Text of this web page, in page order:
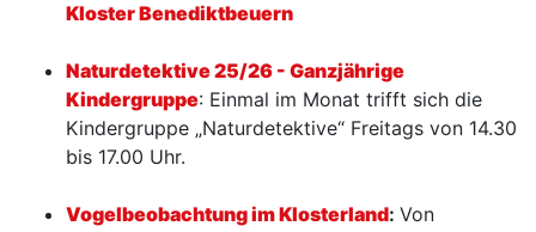
Kloster Benediktbeuern
Naturdetektive 25/26 - Ganzjährige
Kindergruppe: Einmal im Monat trifft sich die
Kindergruppe „Naturdetektive“ Freitags von 14.30
bis 17.00 Uhr.
Vogelbeobachtung im Klosterland: Von